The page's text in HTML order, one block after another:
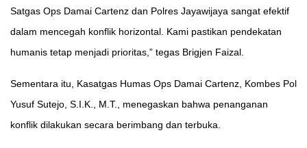
Satgas Ops Damai Cartenz dan Polres Jayawijaya sangat efektif
dalam mencegah konflik horizontal. Kami pastikan pendekatan
humanis tetap menjadi prioritas,” tegas Brigjen Faizal.
Sementara itu, Kasatgas Humas Ops Damai Cartenz, Kombes Pol
Yusuf Sutejo, S.I.K., M.T., menegaskan bahwa penanganan
konflik dilakukan secara berimbang dan terbuka.